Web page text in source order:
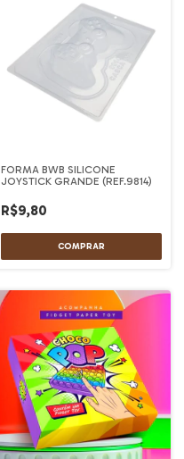
FORMA BWB SILICONE
JOYSTICK GRANDE (REF.9814)
R$9,80